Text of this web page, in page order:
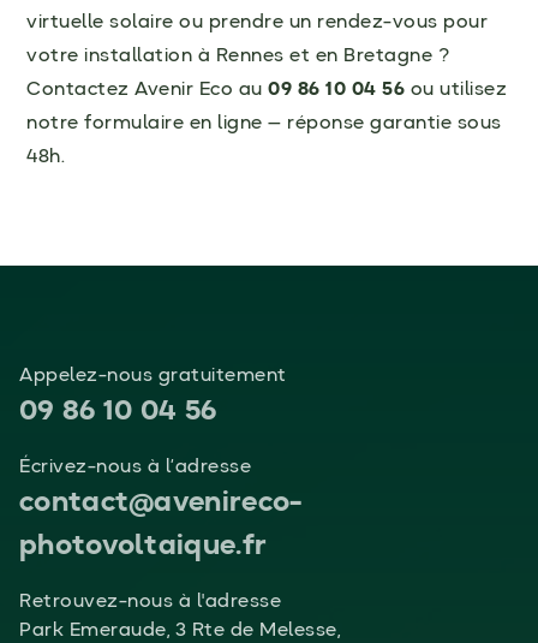
virtuelle solaire ou prendre un rendez-vous pour
votre installation à Rennes et en Bretagne ?
Contactez Avenir Eco au09 86 10 04 56 ou utilisez
notre formulaire en ligne — réponse garantie sous
48h.
Appelez-nous gratuitement
09 86 10 04 56
Écrivez-nous à l’adresse
contact@avenireco-
photovoltaique.fr
Retrouvez-nous à l'adresse
Park Emeraude, 3 Rte de Melesse,